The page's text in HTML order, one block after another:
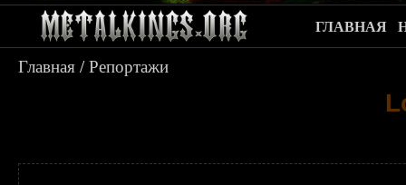
ГЛАВНАЯ
Главная /Репортажи